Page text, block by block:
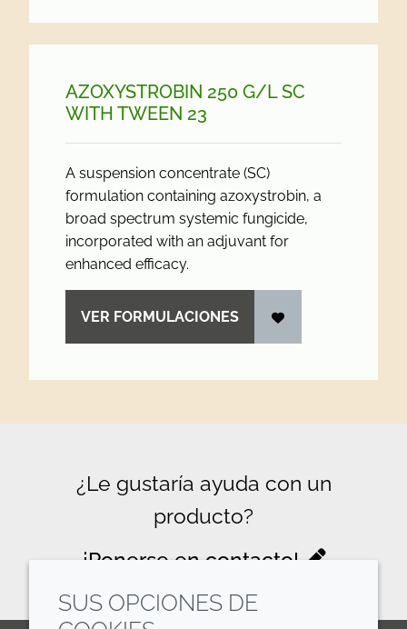
AZOXYSTROBIN 250 G/L SC
WITH TWEEN 23
A suspension concentrate (SC)
formulation containing azoxystrobin, a
broad spectrum systemic fungicide,
incorporated with an adjuvant for
enhanced efficacy.
VER FORMULACIONES
¿Le gustaría ayuda con un
producto?
¡Ponerse en contacto!
SUS OPCIONES DE